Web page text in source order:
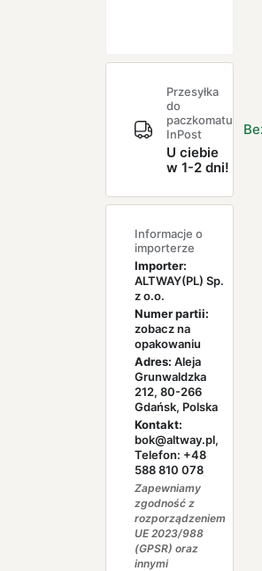
Przesyłka
do
paczkomatu
InPost
U ciebie
w 1-2 dni!
Informacje o
importerze
Importer:
ALTWAY(PL) Sp.
z o.o.
Numer partii:
zobacz na
opakowaniu
Adres: Aleja
Grunwaldzka
212, 80-266
Gdańsk, Polska
Kontakt:
bok@altway.pl,
Telefon: +48
588 810 078
Zapewniamy
zgodność z
rozporządzeniem
UE 2023/988
(GPSR) oraz
innymi